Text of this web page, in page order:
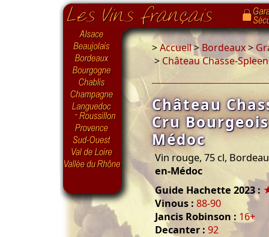
>Accueil>Bordeaux>
> Château Chasse-
Château
Cru
Médoc
Vin rouge, 75 cl,
en-Médoc
Guide Hachette 2023 :
Vinous : 88-90
Jancis Robinson : 16+
Decanter : 92